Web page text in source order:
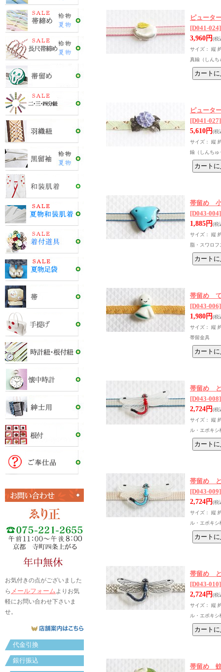
お気付きの点がございました
ら メールフォームよりお気
軽にお問い合わせ下さいま
せ。
代金引換
銀行振込
ピュータ
[D041-024]
3,960円(税
サイズ： 縦
真鍮（しんち
ピュータ
[D041-027]
5,610円(税
サイズ： 縦
鍮（しんちゅ
帯留め 小
[D043-004]
1,885円(税
サイズ： 縦
脂・スワロ
帯留め て
[D043-006]
1,980円(税
サイズ： 縦
帯留金具
帯留め
[D043-008]
2,724円(税
サイズ： 縦
ル・エポキ
帯留め
[D043-009]
2,724円(税
サイズ： 縦
ル・エポキ
帯留め
[D043-010]
2,724円(税
サイズ： 縦
ル・エポキ
帯留め 蚊